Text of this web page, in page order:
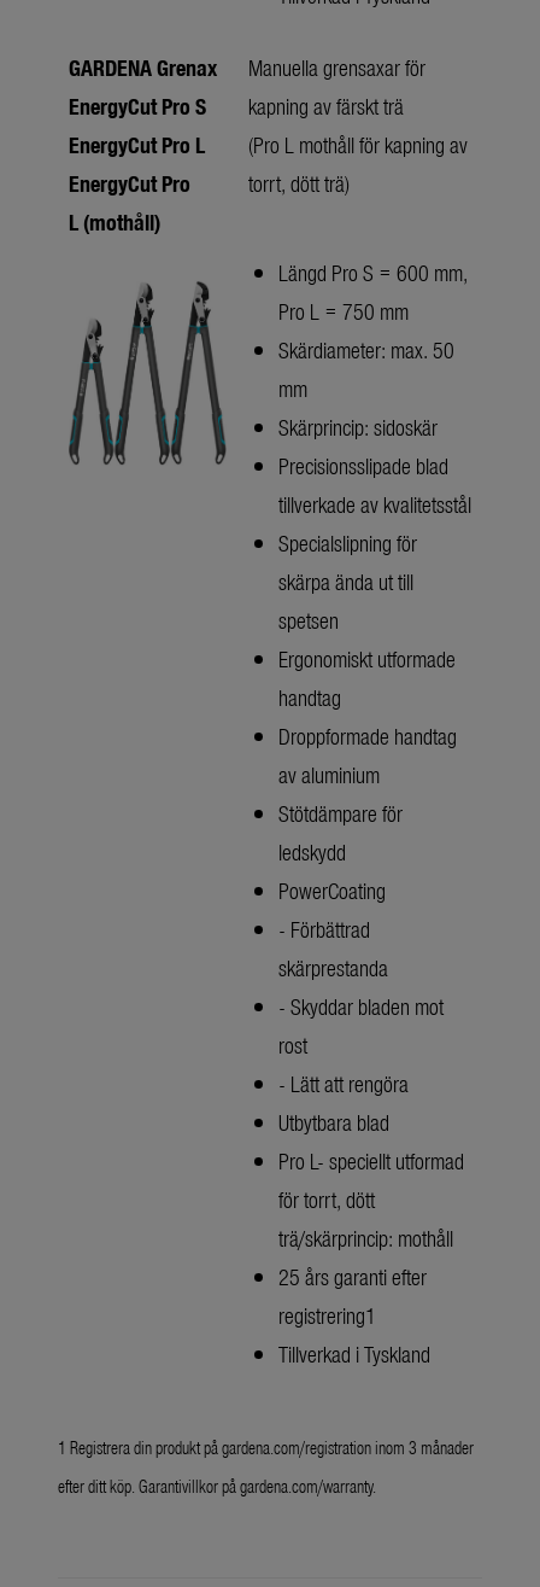
GARDENA Grenax
EnergyCut Pro S
EnergyCut Pro L
EnergyCut Pro
L (mothåll)
Manuella grensaxar för
kapning av färskt trä
(Pro L mothåll för kapning av
torrt, dött trä)
Längd Pro S = 600 mm,
Pro L = 750 mm
Skärdiameter: max. 50
mm
Skärprincip: sidoskär
Precisionsslipade blad
tillverkade av kvalitetsstål
Specialslipning för
skärpa ända ut till
spetsen
Ergonomiskt utformade
handtag
Droppformade handtag
av aluminium
Stötdämpare för
ledskydd
PowerCoating
- Förbättrad
skärprestanda
- Skyddar bladen mot
rost
- Lätt att rengöra
Utbytbara blad
Pro L- speciellt utformad
för torrt, dött
trä/skärprincip: mothåll
25 års garanti efter
registrering1
Tillverkad i Tyskland
1 Registrera din produkt pågardena.com/registration inom 3 månader
efter ditt köp. Garantivillkor pågardena.com/warranty.